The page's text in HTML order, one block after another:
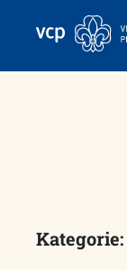
Kategorie: